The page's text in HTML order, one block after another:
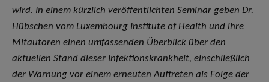
wird. In einem kürzlich veröffentlichten Seminar geben Dr.
Hübschen vom Luxembourg Institute of Health und ihre
Mitautoren einen umfassenden Überblick über den
aktuellen Stand dieser Infektionskrankheit, einschließlich
der Warnung vor einem erneuten Auftreten als Folge der